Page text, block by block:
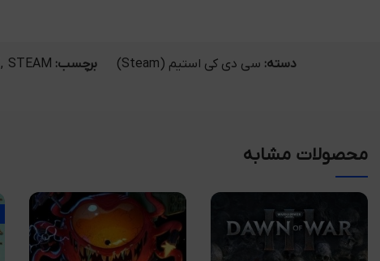
دسته: سی دی کی استیم (Steam) برچسب: , STEAM
محصولات مشابه